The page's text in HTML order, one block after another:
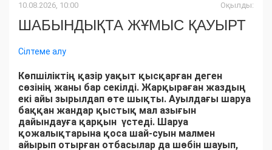
10.08.2026, 10:00 Оқылды:
ШАБЫНДЫҚТА ЖҰМЫС ҚАУЫРТ
Сілтеме алу
Көпшіліктің қазір уақыт қысқарған деген
сөзінің жаны бар секілді. Жарқыраған жаздың
екі айы зырылдап өте шықты. Ауылдағы шаруа
баққан жандар қыстық мал азығын
дайындауға қарқын үстеді. Шаруа
қожалықтарына қоса шай-суын малмен
айырып отырған отбасылар да шөбін шауып,